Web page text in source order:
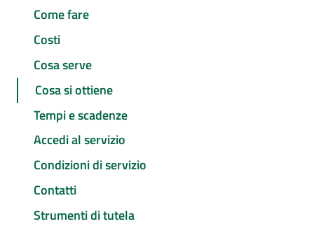
Come fare
Costi
Cosa serve
Cosa si ottiene
Tempi e scadenze
Accedi al servizio
Condizioni di servizio
Contatti
Strumenti di tutela